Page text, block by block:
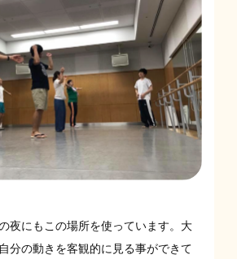
夜にもこの場所を使っています。大
分の動きを客観的に見る事ができて